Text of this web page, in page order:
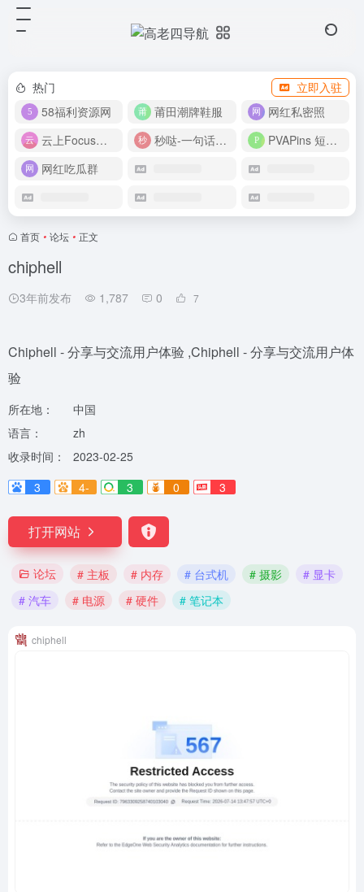
热门
立即入驻
58福利资源网
莆田潮牌鞋服
网红私密照
云上Focus接码平台
秒哒-一句话做应用
PVAPins 短信接码平台
网红吃瓜群
首页 • 论坛 • 正文
chiphell
3年前发布 1,787 0 7
Chiphell - 分享与交流用户体验 ,Chiphell - 分享与交流用户体
验
所在地：
中国
语言：
zh
收录时间：
2023-02-25
3
4- 3 0 3
打开网站
论坛 # 主板 # 内存 # 台式机 # 摄影
# 显卡
# 汽车
# 电源 # 硬件 # 笔记本
chiphell